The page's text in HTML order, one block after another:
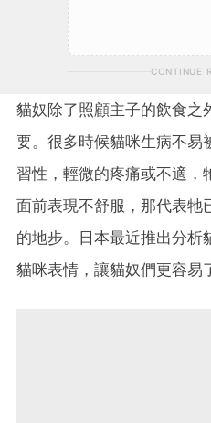
CONTINUE
貓奴除了照顧主子的飲食之
要。很多時候貓咪生病不易
習性，輕微的疼痛或不適，
面前表現不舒服，那代表牠
的地步。日本最近推出分析
貓咪表情，讓貓奴們更容易